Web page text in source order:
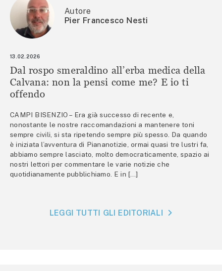
Autore
Pier Francesco Nesti
13.02.2026
Dal rospo smeraldino all’erba medica della
Calvana: non la pensi come me? E io ti
offendo
CAMPI BISENZIO – Era già successo di recente e,
nonostante le nostre raccomandazioni a mantenere toni
sempre civili, si sta ripetendo sempre più spesso. Da quando
è iniziata l’avventura di Piananotizie, ormai quasi tre lustri fa,
abbiamo sempre lasciato, molto democraticamente, spazio ai
nostri lettori per commentare le varie notizie che
quotidianamente pubblichiamo. E in […]
LEGGI TUTTI GLI EDITORIALI